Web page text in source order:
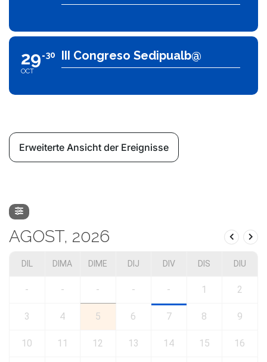
29
OCT
30 III Congreso Sedipualb@
Erweiterte Ansicht der Ereignisse
AGOST, 2026
DIL DIMA DIME DIJ DIV DIS DIU
- - - - - 1 2
3 4 5 6 7 8 9
10 11 12 13 14 15 16